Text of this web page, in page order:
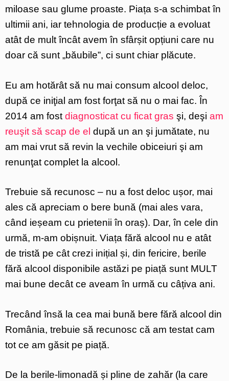
miloase sau glume proaste. Piața s-a schimbat în
ultimii ani, iar tehnologia de producție a evoluat
atât de mult încât avem în sfârșit opțiuni care nu
doar că sunt „băubile”, ci sunt chiar plăcute.
Eu am hotărât să nu mai consum alcool deloc,
după ce iniţial am fost forţat să nu o mai fac. În
2014 am fost diagnosticat cu ficat gras şi, deşi am
reuşit să scap de el după un an şi jumătate, nu
am mai vrut să revin la vechile obiceiuri şi am
renunţat complet la alcool.
Trebuie să recunosc – nu a fost deloc ușor, mai
ales că apreciam o bere bună (mai ales vara,
când ieșeam cu prietenii în oraș). Dar, în cele din
urmă, m-am obișnuit. Viața fără alcool nu e atât
de tristă pe cât crezi inițial și, din fericire, berile
fără alcool disponibile astăzi pe piață sunt MULT
mai bune decât ce aveam în urmă cu câțiva ani.
Trecând însă la cea mai bună bere fără alcool din
România, trebuie să recunosc că am testat cam
tot ce am găsit pe piață.
De la berile-limonadă și pline de zahăr (la care